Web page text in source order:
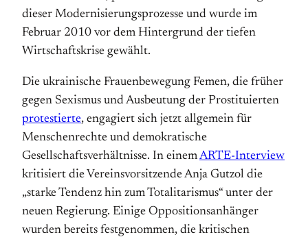
dieser Modernisierungsprozesse und wurde im
Februar 2010 vor dem Hintergrund der tiefen
Wirtschaftskrise gewählt.
Die ukrainische Frauenbewegung Femen, die früher
gegen Sexismus und Ausbeutung der Prostituierten
protestierte, engagiert sich jetzt allgemein für
Menschenrechte und demokratische
Gesellschaftsverhältnisse. In einemARTE-Interview
kritisiert die Vereinsvorsitzende Anja Gutzol die
„starke Tendenz hin zum Totalitarismus“ unter der
neuen Regierung. Einige Oppositionsanhänger
wurden bereits festgenommen, die kritischen